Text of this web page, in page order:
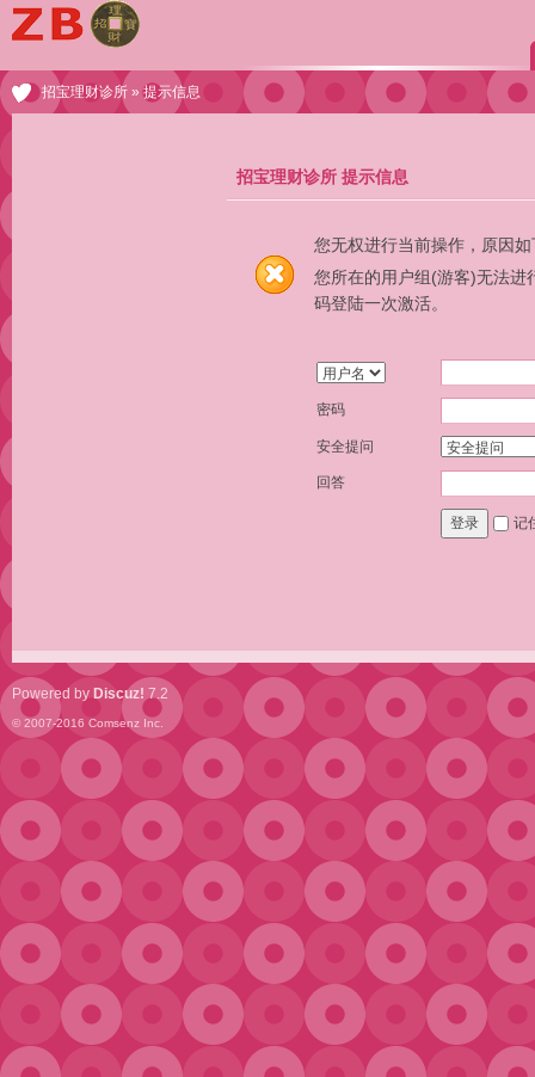
招宝理财诊所 » 提示信息
招宝理财诊所 提示信息
您无权进行当前操作，原因如
您所在的用户组(游客)无法进
码登陆一次激活。
密码
安全提问
回答
登录 记
Powered by Discuz! 7.2
© 2007-2016 Comsenz Inc.